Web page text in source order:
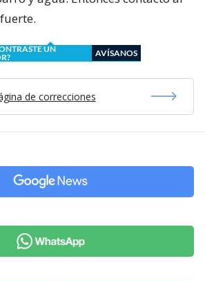
UN
AVÍSANOS
de correcciones